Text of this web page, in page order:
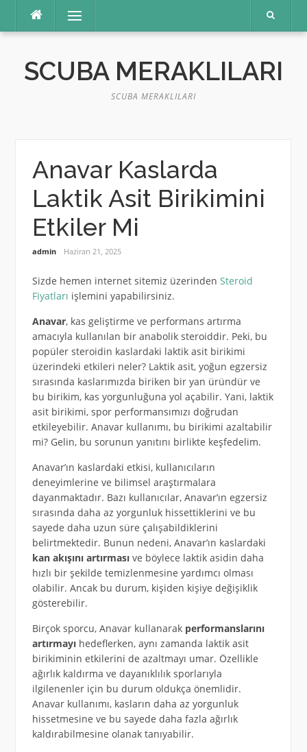
Menü
SCUBA MERAKLILARI
SCUBA MERAKLILARI
Anavar Kaslarda
Laktik Asit Birikimini
Etkiler Mi
admin Haziran 21, 2025
Sizde hemen internet sitemiz üzerinden Steroid
Fiyatları işlemini yapabilirsiniz.
Anavar, kas geliştirme ve performans artırma
amacıyla kullanılan bir anabolik steroiddir. Peki, bu
popüler steroidin kaslardaki laktik asit birikimi
üzerindeki etkileri neler? Laktik asit, yoğun egzersiz
sırasında kaslarımızda biriken bir yan üründür ve
bu birikim, kas yorgunluğuna yol açabilir. Yani, laktik
asit birikimi, spor performansımızı doğrudan
etkileyebilir. Anavar kullanımı, bu birikimi azaltabilir
mi? Gelin, bu sorunun yanıtını birlikte keşfedelim.
Anavar’ın kaslardaki etkisi, kullanıcıların
deneyimlerine ve bilimsel araştırmalara
dayanmaktadır. Bazı kullanıcılar, Anavar’ın egzersiz
sırasında daha az yorgunluk hissettiklerini ve bu
sayede daha uzun süre çalışabildiklerini
belirtmektedir. Bunun nedeni, Anavar’ın kaslardaki
kan akışını artırmasıve böylece laktik asidin daha
hızlı bir şekilde temizlenmesine yardımcı olması
olabilir. Ancak bu durum, kişiden kişiye değişiklik
gösterebilir.
Birçok sporcu, Anavar kullanarak performanslarını
artırmayıhedeflerken, aynı zamanda laktik asit
birikiminin etkilerini de azaltmayı umar. Özellikle
ağırlık kaldırma ve dayanıklılık sporlarıyla
ilgilenenler için bu durum oldukça önemlidir.
Anavar kullanımı, kasların daha az yorgunluk
hissetmesine ve bu sayede daha fazla ağırlık
kaldırabilmesine olanak tanıyabilir.